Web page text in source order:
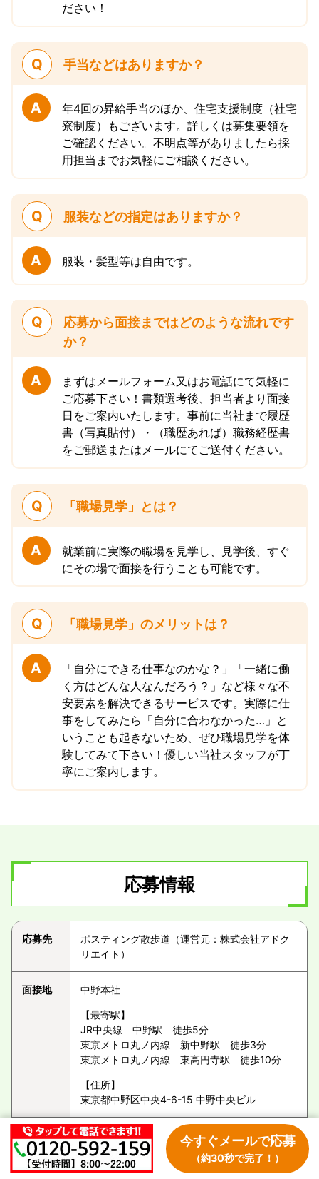
ださい！
Q 手当などはありますか？
A
年4回の昇給手当のほか、住宅支援制度（社宅
寮制度）もございます。詳しくは募集要領を
ご確認ください。不明点等がありましたら採
用担当までお気軽にご相談ください。
Q 服装などの指定はありますか？
A 服装・髪型等は自由です。
Q
応募から面接まではどのような流れです
か？
A
まずはメールフォーム又はお電話にて気軽に
ご応募下さい！書類選考後、担当者より面接
日をご案内いたします。事前に当社まで履歴
書（写真貼付）・（職歴あれば）職務経歴書
をご郵送またはメールにてご送付ください。
Q 「職場見学」とは？
A
就業前に実際の職場を見学し、見学後、すぐ
にその場で面接を行うことも可能です。
Q 「職場見学」のメリットは？
A
「自分にできる仕事なのかな？」「一緒に働
く方はどんな人なんだろう？」など様々な不
安要素を解決できるサービスです。実際に仕
事をしてみたら「自分に合わなかった…」と
いうことも起きないため、ぜひ職場見学を体
験してみて下さい！優しい当社スタッフが丁
寧にご案内します。
応募情報
応募先
ポスティング散歩道（運営元：株式会社アドク
リエイト）
面接地 中野本社
【最寄駅】
JR中央線 中野駅 徒歩5分
東京メトロ丸ノ内線 新中野駅 徒歩3分
東京メトロ丸ノ内線 東高円寺駅 徒歩10分
【住所】
東京都中野区中央4-6-15 中野中央ビル
応募方
法
＜ステップ1＞
メールフォーム又はお電話にて気軽にご応募下
さい！書類選考後、担当者より面接日をご案内
今すぐメールで応募
（約30秒で完了！）